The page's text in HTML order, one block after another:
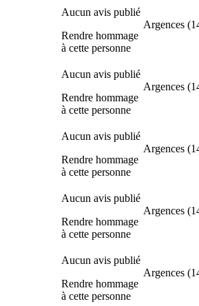
Aucun avis publié
Rendre hommage
à cette personne
Argences
Aucun avis publié
Rendre hommage
à cette personne
Argences
Aucun avis publié
Rendre hommage
à cette personne
Argences
Aucun avis publié
Rendre hommage
à cette personne
Argences
Aucun avis publié
Rendre hommage
à cette personne
Argences